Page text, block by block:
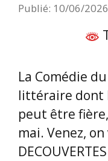
Publié: 10/06/2026
La Comédie
littéraire dont
peut être
mai. Venez,